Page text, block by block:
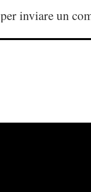
per inviare un